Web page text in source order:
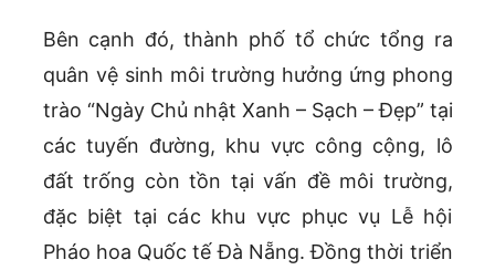
Bên cạnh đó, thành phố tổ chức tổng ra
quân vệ sinh môi trường hưởng ứng phong
trào “Ngày Chủ nhật Xanh – Sạch – Đẹp” tại
các tuyến đường, khu vực công cộng, lô
đất trống còn tồn tại vấn đề môi trường,
đặc biệt tại các khu vực phục vụ Lễ hội
Pháo hoa Quốc tế Đà Nẵng. Đồng thời triển